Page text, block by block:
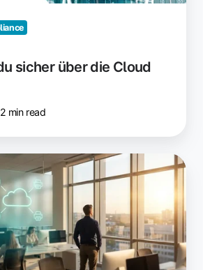
sicher über die Cloud
2 min read